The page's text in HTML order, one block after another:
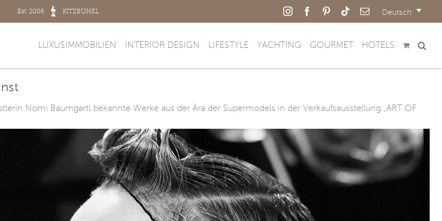
Est. 2006 KITZBÜHEL Deutsch
InstagramFacebookPinterestTiktokE-
LUXUSIMMOBILIEN INTERIOR DESIGN LIFESTYLE YACHTING GOURMET HOTELS
Nomi Baumgartl bekannte Werke aus der Ära der Supermodels in der Verkaufsausstellung „ART OF